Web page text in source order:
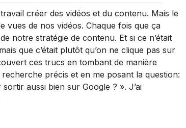
créer des vidéos et du contenu. Mais le
vues de nos vidéos. Chaque fois que ça
notre stratégie de contenu. Et si ce n’était
que c’était plutôt qu’on ne clique pas sur
ces trucs en tombant de manière
précis et en me posant la question:
aussi bien sur Google ? ». J’ai